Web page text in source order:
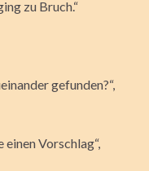
zu Bruch.“
gefunden?“,
einen Vorschlag“,